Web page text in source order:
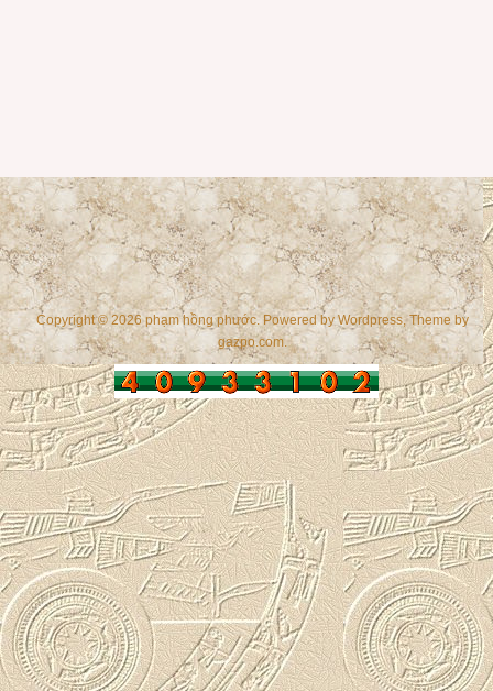
Copyright © 2026 phạm hồng phước. Powered byWordpress, Theme by
gazpo.com.